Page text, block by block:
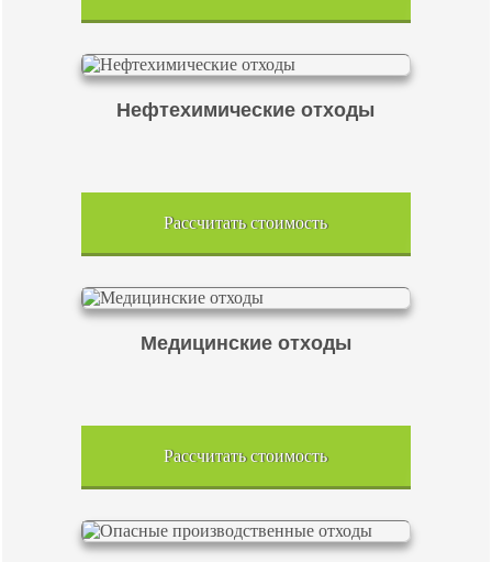
Нефтехимические отходы
Рассчитать стоимость
Медицинские отходы
Рассчитать стоимость